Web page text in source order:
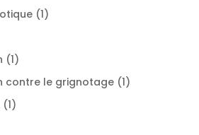
11
11
produit
contre le grignotage 11
11